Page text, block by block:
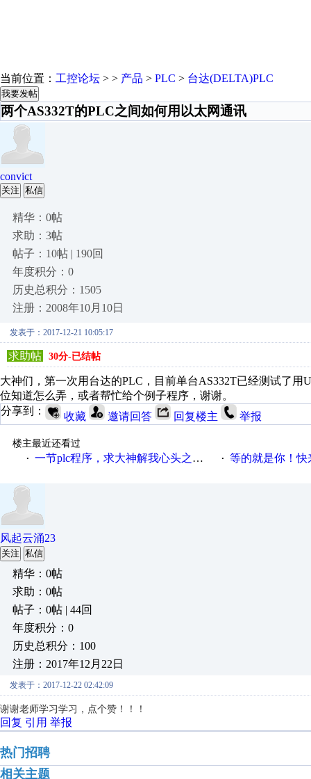
当前位置： 工控论坛 > > 产品 > PLC > 台达(DELTA)PLC
我要发帖
两个AS332T的PLC之间如何用以太网通讯
convict
关注 私信
精华：0帖
求助：3帖
帖子：10帖 | 190回
年度积分：0
历史总积分：1505
注册：2008年10月10日
发表于：2017-12-21 10:05:17
求助帖 30分-已结帖
大神们，第一次用台达的PLC，目前单台AS332T已经测试了
位知道怎么弄，或者帮忙给个例子程序，谢谢。
分享到：
收藏 邀请回答 回复楼主 举报
楼主最近还看过
· 一节plc程序，求大神解我心头之惑，感谢 · 等的就是你！快来
风起云涌23
关注 私信
精华：0帖
求助：0帖
帖子：0帖 | 44回
年度积分：0
历史总积分：100
注册：2017年12月22日
发表于：2017-12-22 02:42:09
谢谢老师学习学习，点个赞！！！
回复 引用 举报
热门招聘
相关主题